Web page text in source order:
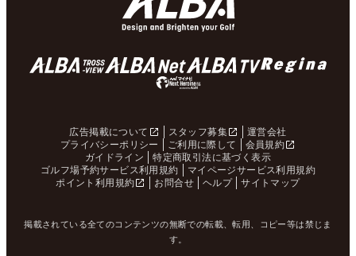
広告掲載について スタッフ募集
運営会社
プライバシーポリシー
ご利用に際して
会員規約
ガイドライン
特定商取引法に基づく表示
ゴルフ場予約サービス利用規約
マイページサービス利用規約
ポイント利用規約
お問合せ ヘルプ サイトマップ
掲載されている全てのコンテンツの無断での転載、転用、コピー等は禁じま
す。